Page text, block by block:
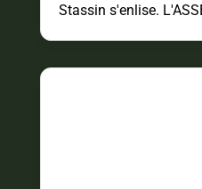
Stassin s'enlise.